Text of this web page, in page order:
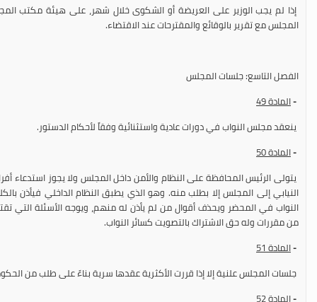
إذا لم يجب الوزير على العريضة أو الشكوى خلال شهر، على هيئة مكتب
المجلس مع تقرير بالوقائع والمقترحات عند الاقتضاء.
الفصل التاسع: جلسات المجلس
-المادة
ينعقد مجلس النواب في دورات عادية واستثنائية وفقاً لأحكام الدستور.
-المادة 50
يتولى الرئيس المحافظة على النظام والأمن داخل المجلس ولا يجوز استدعاء
النيابي إلى المجلس إلا بطلب منه. وهو الذي يطبق النظام الداخلي فيأذن
النواب في المحضر ويحذف أقوال من لم يأذن له منهم، ويوجه الأسئلة التي
من مقررات وله حق الاشتراك بالتصويت كسائر النواب.
-المادة
جلسات المجلس علنية إلا إذا قررت الأكثرية عقدها سرية بناءً على طلب من
-المادة52